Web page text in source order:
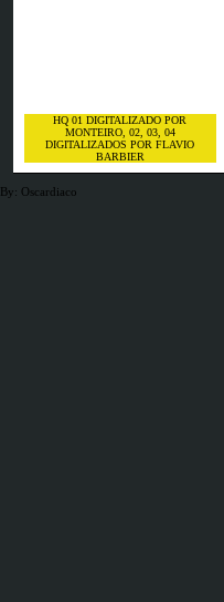
HQ 01 DIGITALIZADO POR
MONTEIRO, 02, 03, 04
DIGITALIZADOS POR FLAVIO
BARBIER
By: Oscardiaco